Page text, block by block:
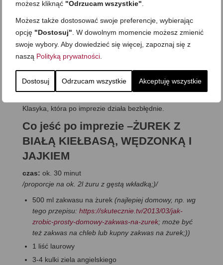
możesz kliknąć "Odrzucam wszystkie"
Możesz także dostosować swoje preferencje, wybierając
opcję "Dostosuj" . W dowolnym momencie możesz zmienić
swoje wybory. Aby dowiedzieć się więcej, zapoznaj się z
naszą Polityką prywatności
Dostosuj Odrzucam wszystkie Akceptuję wszystkie
Inną taką zupą, już zdecydowanie bardziej polską i także
Klasyka, która po imprezie działa bezbłędnie.
Co jeść po imprezie –ŻUREK Z
BIAŁĄ KIEŁBASĄ, WĘDZONKĄ I
JAJKIEM
czas: ok. 30 minut
/proporcje na ok. 2l żuru z gęstą wkładką;)/
500 ml zakwasu na żurek (najlepiej domowy, np. wg
tego przepisu: https://skutecznie.tv/2013/03/jak-
zrobic-prosty-domowy-zakwas-na-zurek; może być
też zakwas na chleb lub kupny zakwas na żurek;))
1 liść laurowy
3-4 kulki ziela angielskiego